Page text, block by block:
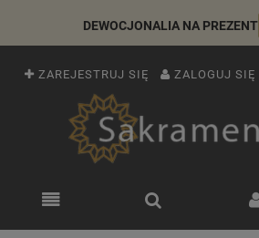
DEWOCJONALIA NA PREZENT
ZAREJESTRUJ SIĘ ZALOGUJ SIĘ